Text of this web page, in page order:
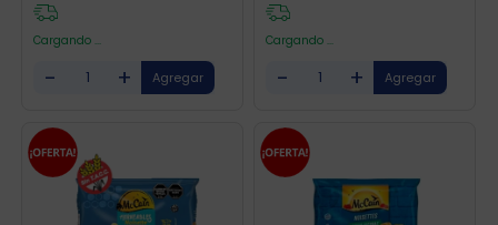
Cargando ...
- +
Cargando ...
- +